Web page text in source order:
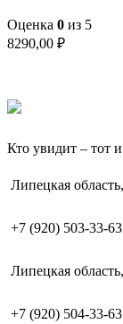
Оценка 0 из 5
8290,00 ₽
Кто увидит – тот
Липецкая
+7 (920) 503-33-63
Липецкая
+7 (920) 504-33-63